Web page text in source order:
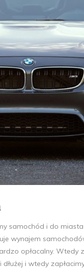
samochód i do
wynajem
opłacalny.
i wtedy